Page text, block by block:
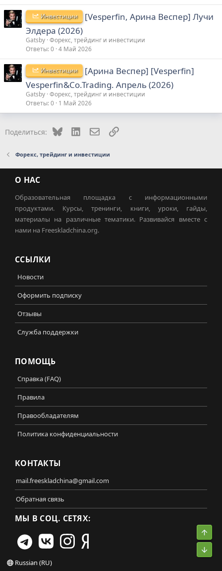
Инвестиции
[Vesperfin, Арина Веспер] Лучи
Элдера (2026)
Gatsby Форекс, трейдинг и инвестиции
Ответы 0 4 Май 2026
Инвестиции
[Арина Веспер] [Vesperfin]
Vesperfin&Co.Trading. Апрель (2026)
Gatsby Форекс, трейдинг и инвестиции
Ответы 0 1 Май 2026
Поделиться: Bluesky LinkedInЭлектронная почта
Ссылка
Форекс, трейдинг и инвестиции
О НАС
Образовательная площадка с информационными
продуктами. Курсы, тренинги, книги, уроки, гайды,
материалы на различные тематики. Развивайся вместе с
нами на Freeskladchina.org.
ССЫЛКИ
Новости
Оформить подписку
Отзывы
Служба поддержки
ПОМОЩЬ
Справка (FAQ)
Правила
Правообладателям
Политика конфиденциальности
КОНТАКТЫ
mail.freeskladchina@gmail.com
Обратная связь
МЫ В СОЦ. СЕТЯХ:
Russian (RU)